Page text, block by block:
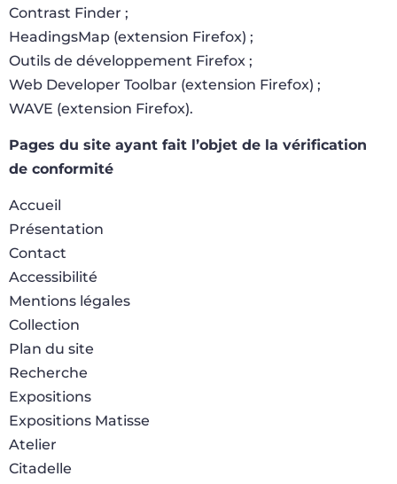
Contrast Finder ;
HeadingsMap (extension Firefox) ;
Outils de développement Firefox ;
Web Developer Toolbar (extension Firefox) ;
WAVE (extension Firefox).
Pages du site ayant fait l’objet de la vérification
de conformité
Accueil
Présentation
Contact
Accessibilité
Mentions légales
Collection
Plan du site
Recherche
Expositions
Expositions Matisse
Atelier
Citadelle